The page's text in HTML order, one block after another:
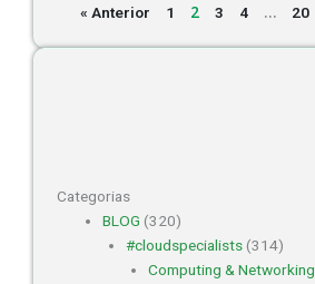
« Anterior 1 2 3 4 … 20
Categorias
BLOG (320)
#cloudspecialists(314)
Computing & Networking